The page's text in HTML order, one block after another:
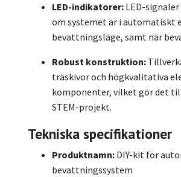
LED-indikatorer: LED-
om systemet är i automatiskt
bevattningsläge, samt när
Robust konstruktion:
träskivor och högkvalitativa
komponenter, vilket gör det
STEM-projekt.
Tekniska specifikationer
Produktnamn: DIY-kit för
bevattningssystem